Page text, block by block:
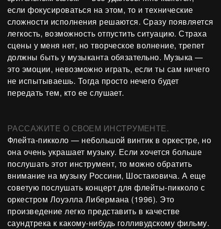
если фокусироваться на этом, то и технические
сложности исполнения решаются. Сразу появляется
легкость, возможность отпустить ситуацию. Страха
сцены у меня нет, но творческое волнение, трепет
должны быть у музыканта обязательно. Музыка —
это эмоции, невозможно играть, если ты сам ничего
не испытываешь. Тогда просто нечего будет
передать тем, кто ее слушает.
РАССАЖИТЕ О СВОЕМ ИНСТРУМЕНТЕ.
Флейта-пикколо — небольшой винтик в оркестре, но
она очень украшает музыку. Если хочется больше
послушать этот инструмент, то можно обратить
внимание на музыку Россини, Шостаковича. А еще
советую послушать концерт для флейты-пикколо с
оркестром Лоуэлла Либермана (1996). Это
произведение легко представить в качестве
саундтрека к какому-нибудь голливудскому фильму.